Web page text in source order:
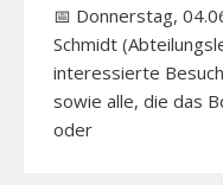
📅 Donnerstag,
Schmidt
interessierte
sowie alle, die das
oder